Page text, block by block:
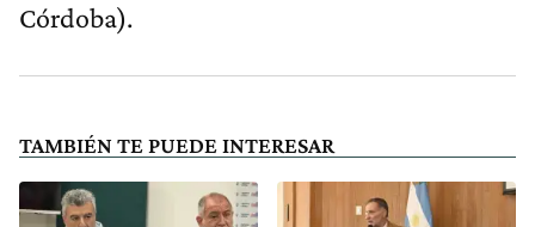
Córdoba).
TAMBIÉN TE PUEDE INTERESAR